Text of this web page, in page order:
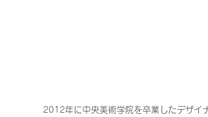
2012年に中央美術学院を卒業したデザ